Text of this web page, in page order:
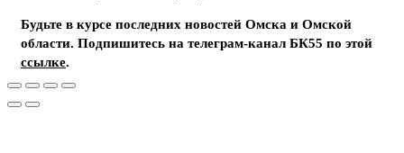
Будьте в курсе последних новостей Омска и Омской
области. Подпишитесь на телеграм-канал БК55 по этой
ссылке.